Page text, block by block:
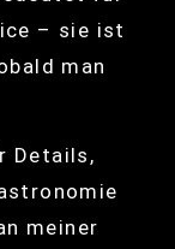
– sie ist
man
Details,
meiner